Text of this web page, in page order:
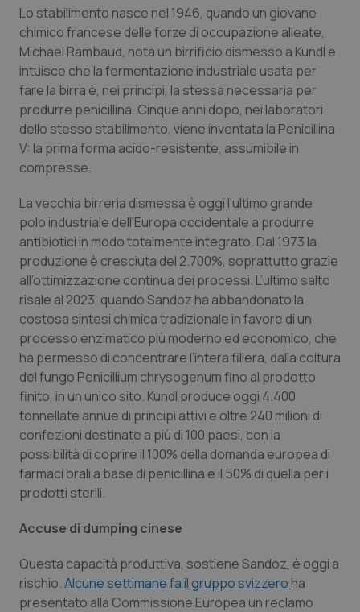
Lombardia
Marche
Molise
Piemonte
Provincia Autonoma di Bolzano
Provincia Autonoma di Trento
Puglia
Sardegna
Sicilia
Toscana
Umbria
Valle D’Aosta
Dolore
Donna & Salute
Epatiti
HIV
Infezioni & Febbre
Ipertensione & Scompenso
Malattie rare
Malattia di Crohn & Rettocolite Ulcerosa
Neuroscienze & patologie neurodegenerative
Obesità
Oftalmologia
Oncodermatologia
Oncologia & Nutrizione
Psoriasi & pelle
Lo stabilimento nasce nel 1946, quando un giovane
chimico francese delle forze di occupazione alleate,
Michael Rambaud, nota un birrificio dismesso a Kundl e
intuisce che la fermentazione industriale usata per
fare la birra è, nei principi, la stessa necessaria per
produrre penicillina. Cinque anni dopo, nei laboratori
dello stesso stabilimento, viene inventata la Penicillina
V: la prima forma acido-resistente, assumibile in
compresse.
La vecchia birreria dismessa è oggi l’ultimo grande
polo industriale dell’Europa occidentale a produrre
antibiotici in modo totalmente integrato. Dal 1973 la
produzione è cresciuta del 2.700%, soprattutto grazie
all’ottimizzazione continua dei processi. L’ultimo salto
risale al 2023, quando Sandoz ha abbandonato la
costosa sintesi chimica tradizionale in favore di un
processo enzimatico più moderno ed economico, che
ha permesso di concentrare l’intera filiera, dalla coltura
del fungo Penicillium chrysogenumfino al prodotto
finito, in un unico sito. Kundl produce oggi 4.400
tonnellate annue di principi attivi e oltre 240 milioni di
confezioni destinate a più di 100 paesi, con la
possibilità di coprire il 100% della domanda europea di
farmaci orali a base di penicillina e il 50% di quella per i
prodotti sterili.
Accuse di dumping cinese
Questa capacità produttiva, sostiene Sandoz, è oggi a
rischio.Alcune settimane fa il gruppo svizzero ha
presentato alla Commissione Europea un reclamo